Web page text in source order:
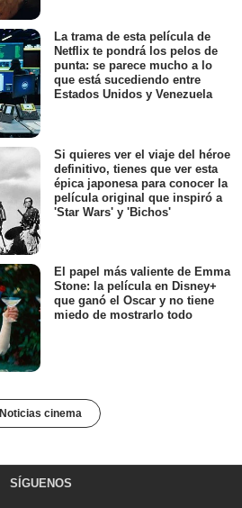
La trama de esta película de
Netflix te pondrá los pelos de
punta: se parece mucho a lo
que está sucediendo entre
Estados Unidos y Venezuela
Si quieres ver el viaje del héroe
definitivo, tienes que ver esta
épica japonesa para conocer la
película original que inspiró a
'Star Wars' y 'Bichos'
El papel más valiente de Emma
Stone: la película en Disney+
que ganó el Oscar y no tiene
miedo de mostrarlo todo
Noticias cinema
SÍGUENOS